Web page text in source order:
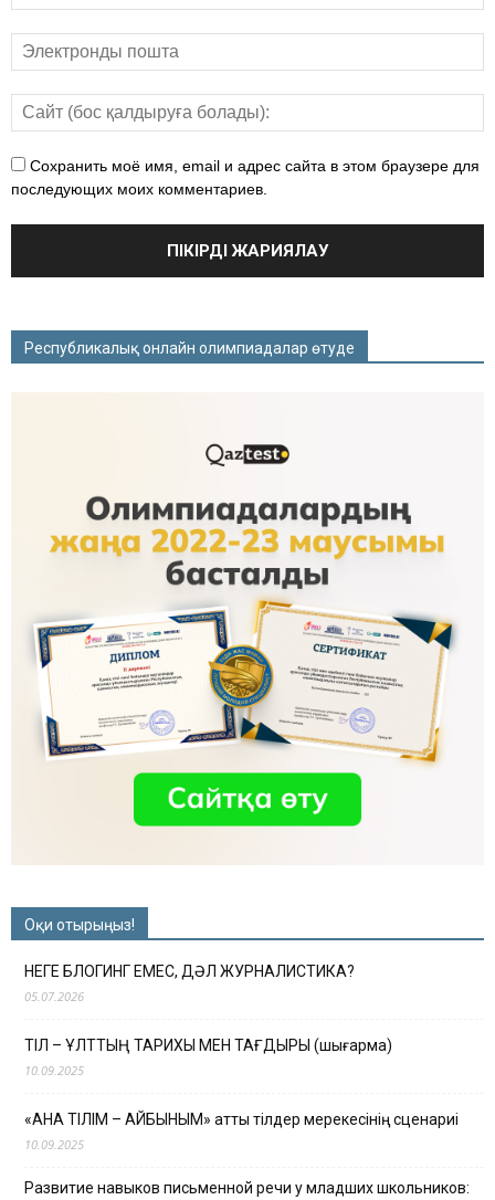
Сохранить моё имя, email и адрес сайта в этом браузере для
последующих моих комментариев.
Республикалық онлайн олимпиадалар өтуде
Оқи отырыңыз!
НЕГЕ БЛОГИНГ ЕМЕС, ДӘЛ ЖУРНАЛИСТИКА?
05.07.2026
ТІЛ – ҰЛТТЫҢ ТАРИХЫ МЕН ТАҒДЫРЫ (шығарма)
10.09.2025
«АНА ТІЛІМ – АЙБЫНЫМ» атты тілдер мерекесінің сценариі
10.09.2025
Развитие навыков письменной речи у младших школьников: